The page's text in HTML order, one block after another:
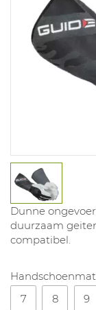
Dunne
duurzaam
compatibel.
7
8 9